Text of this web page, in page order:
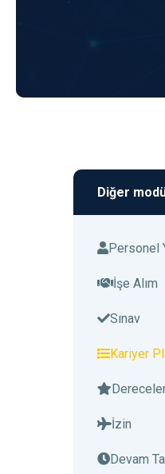
Diğer
Personel
İşe Alım
Sınav
Kariyer
İzin
Devam